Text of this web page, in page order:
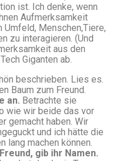
ist. Ich denke, wenn
Aufmerksamkeit
Menschen,Tiere,
zu interagieren. (Und
aus den
Giganten ab.
beschrieben. Lies es.
Baum zum Freund.
an. Betrachte sie
wie wir beide das vor
gemacht haben. Wir
und ich hätte die
lang machen können.
gib ihr Namen.